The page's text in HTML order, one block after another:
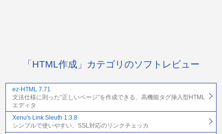
「HTML作成」カテゴリのソフトレビュー
ez-HTML 7.71
文法仕様に則った“正しいページ”を作成できる、高機能タグ挿入型HTML
エディタ
Xenu's Link Sleuth 1.3.8
シンプルで使いやすい、SSL対応のリンクチェッカ